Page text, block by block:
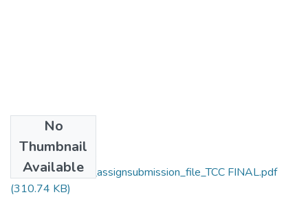
No
Thumbnail
Available
Lucas Campos De
Carvalho_14968_assignsubmission_file_TCC FINAL.pdf
(310.74 KB)